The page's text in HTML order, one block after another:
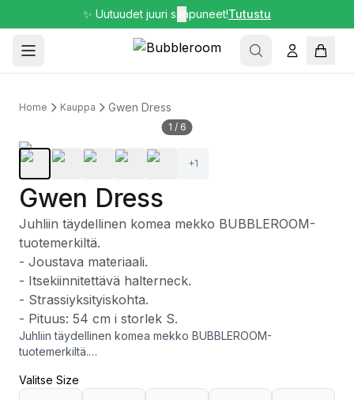
✨ Uutuudet juuri saapuneet!Tutustu
Home Kauppa Gwen Dress
1 / 6
+1
Gwen Dress
Juhliin täydellinen komea mekko BUBBLEROOM-
tuotemerkiltä.
- Joustava materiaali.
- Itsekiinnitettävä halterneck.
- Strassiyksityiskohta.
- Pituus: 54 cm i storlek S.
Juhliin täydellinen komea mekko BUBBLEROOM-
tuotemerkiltä.
- Itsekiinnitettävä halterneck.
Valitse Size